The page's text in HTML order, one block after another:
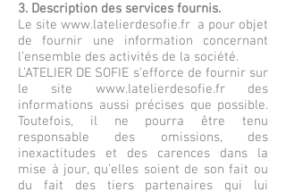
3. Description des services fournis.
Le site www.latelierdesofie.fr a pour objet
de fournir une information concernant
l’ensemble des activités de la société.
L’ATELIER DE SOFIE s’efforce de fournir sur
le site www.latelierdesofie.frdes
informations aussi précises que possible.
Toutefois, il ne pourra être tenu
responsable des omissions, des
inexactitudes et des carences dans la
mise à jour, qu’elles soient de son fait ou
du fait des tiers partenaires qui lui